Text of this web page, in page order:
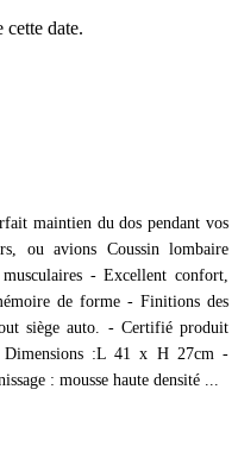
date.
maintien du dos pendant vos
ou avions Coussin lombaire
- Excellent confort,
de forme - Finitions des
siège auto. - Certifié produit
:L 41 x H 27cm -
: mousse haute densité ...